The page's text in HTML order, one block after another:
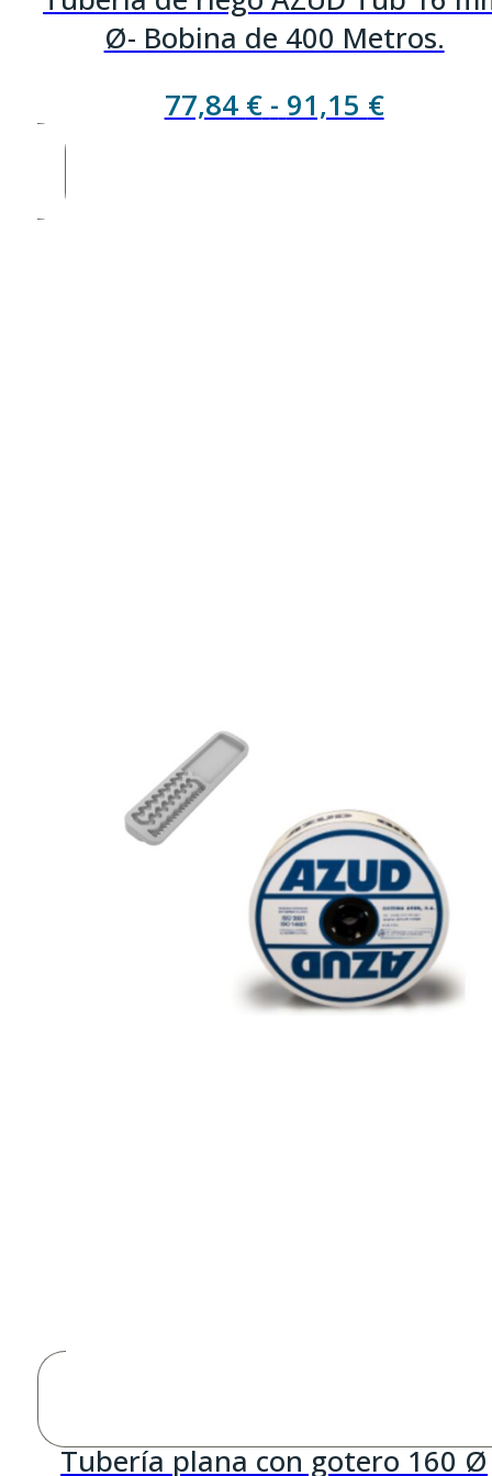
Ø- Bobina de 400 Metros.
77,84 € - 91,15 €Rango
Tubería plana con gotero 160 Ø